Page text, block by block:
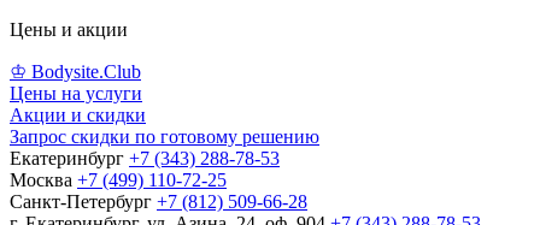
Цены и акции
♔ Bodysite.Club
Цены на услуги
Акции и скидки
Запрос скидки по готовому решению
Екатеринбург +7 (343) 288-78-53
Москва +7 (499) 110-72-25
Санкт-Петербург +7 (812) 509-66-28